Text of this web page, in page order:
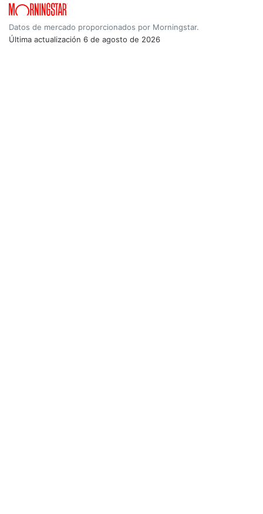
Datos de mercado proporcionados por Morningstar.
Última actualización 6 de agosto de 2026